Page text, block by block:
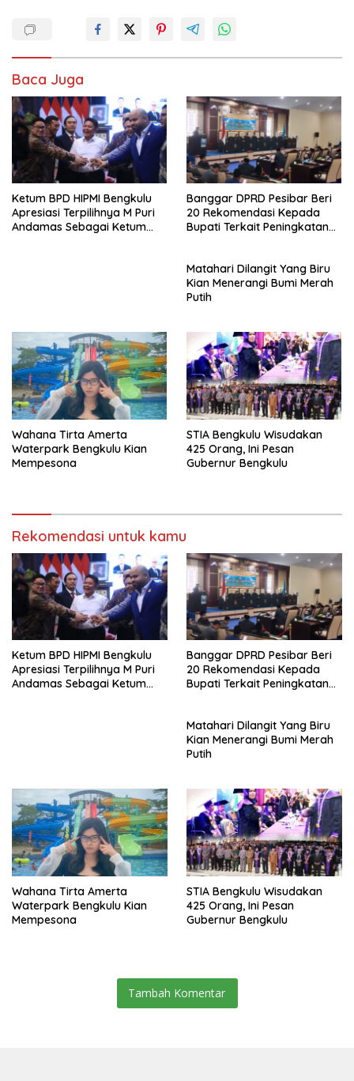
Baca Juga
Ketum BPD HIPMI Bengkulu
Apresiasi Terpilihnya M Puri
Andamas Sebagai Ketum
Banggar DPRD Pesibar Beri
20 Rekomendasi Kepada
Bupati Terkait Peningkatan
Matahari Dilangit Yang Biru
Kian Menerangi Bumi Merah
Putih
Wahana Tirta Amerta
Waterpark Bengkulu Kian
Mempesona
STIA Bengkulu Wisudakan
425 Orang, Ini Pesan
Gubernur Bengkulu
Rekomendasi untuk kamu
Ketum BPD HIPMI Bengkulu
Apresiasi Terpilihnya M Puri
Andamas Sebagai Ketum
Banggar DPRD Pesibar Beri
20 Rekomendasi Kepada
Bupati Terkait Peningkatan
Matahari Dilangit Yang Biru
Kian Menerangi Bumi Merah
Putih
Wahana Tirta Amerta
Waterpark Bengkulu Kian
Mempesona
STIA Bengkulu Wisudakan
425 Orang, Ini Pesan
Gubernur Bengkulu
Tambah Komentar